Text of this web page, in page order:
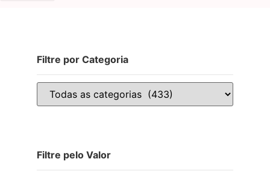
Filtre por Categoria
Filtre pelo Valor